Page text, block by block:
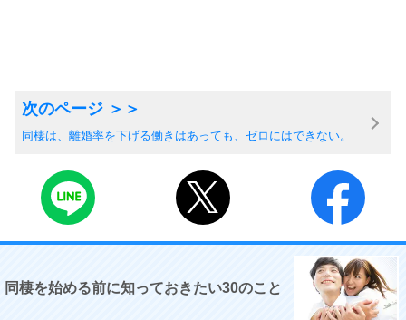
同棲は、離婚率を下げる働きはあっても、ゼロにはできない。
同棲を始める前に知っておきたい30のこと